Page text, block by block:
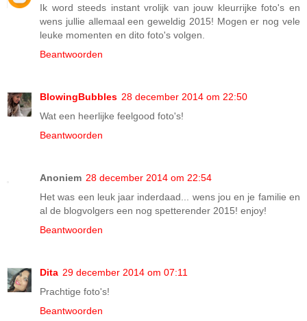
Ik word steeds instant vrolijk van jouw kleurrijke foto's en
wens jullie allemaal een geweldig 2015! Mogen er nog vele
leuke momenten en dito foto's volgen.
Beantwoorden
BlowingBubbles 28 december 2014 om 22:50
Wat een heerlijke feelgood foto's!
Beantwoorden
Anoniem 28 december 2014 om 22:54
Het was een leuk jaar inderdaad... wens jou en je familie en
al de blogvolgers een nog spetterender 2015! enjoy!
Beantwoorden
Dita 29 december 2014 om 07:11
Prachtige foto's!
Beantwoorden